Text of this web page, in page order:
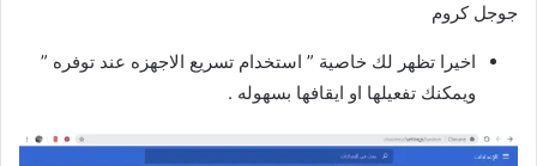
جوجل كروم
اخيرا تظهر لك خاصية ” استخدام تسريع الاجهزه عند توفره ”
ويمكنك تفعيلها او ايقافها بسهوله .